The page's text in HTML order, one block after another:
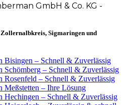
GmbH & Co. KG -
Sigmaringen und
Bisingen – Schnell & Zuverlässig
Schömberg – Schnell & Zuverlässig
Rosenfeld – Schnell & Zuverlässig
Meßstetten – Ihre Lösung
Hechingen – Schnell & Zuverlässig